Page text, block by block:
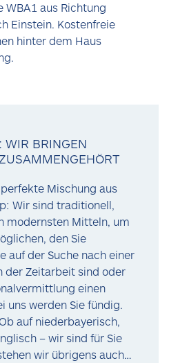
aus Richtung
Einstein. Kostenfreie
hinter dem Haus
WIR BRINGEN
Mischung aus
Wir sind traditionell,
modernsten Mitteln, um
den Sie
auf der Suche nach einer
der Zeitarbeit sind oder
einen
uns werden Sie fündig.
auf niederbayerisch,
– wir sind für Sie
wir übrigens auch…